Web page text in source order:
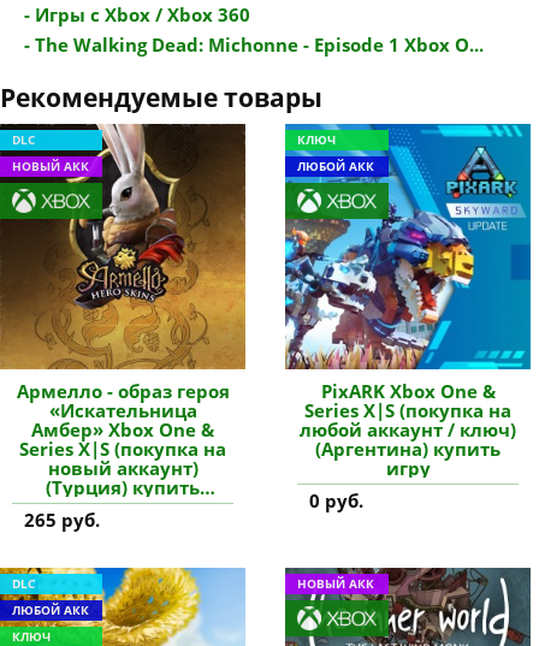
- Игры с Xbox / Xbox 360
- The Walking Dead: Michonne - Episode 1 Xbox O...
Рекомендуемые товары
DLC
НОВЫЙ АКК
Армелло - образ героя
«Искательница
Амбер» Xbox One &
Series X|S (покупка на
новый аккаунт)
(Турция) купить
дополнение
265 руб.
КЛЮЧ
ЛЮБОЙ АКК
PixARK Xbox One &
Series X|S (покупка на
любой аккаунт / ключ)
(Аргентина) купить
игру
0 руб.
DLC
ЛЮБОЙ АКК
КЛЮЧ
НОВЫЙ АКК